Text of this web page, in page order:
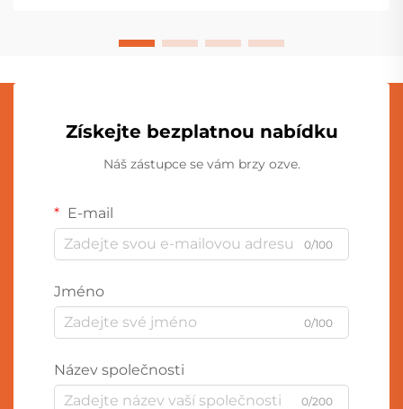
Získejte bezplatnou nabídku
Náš zástupce se vám brzy ozve.
E-mail
0/100
Jméno
0/100
Název společnosti
0/200